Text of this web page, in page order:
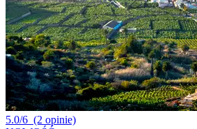
5.0/6 (2 opinie)